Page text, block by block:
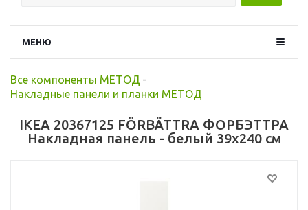
МЕНЮ
Все компоненты МЕТОД -
Накладные панели и планки МЕТОД
IKEA 20367125 FÖRBÄTTRA ФОРБЭТТРА
Накладная панель - белый 39x240 см